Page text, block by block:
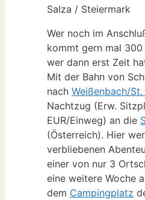
Salza / Steiermark
Wer noch im
kommt gern mal
wer dann erst Zeit
Mit der Bahn von
nach Weißenbach/St.
Nachtzug (Erw.
EUR/Einweg) an die
(Österreich). Hier
verbliebenen
einer von nur 3
eine weitere Woche
dem Campingplatz